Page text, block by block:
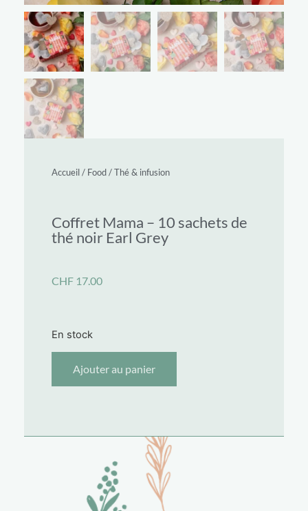
Accueil/ Food/Thé & infusion
Coffret Mama – 10 sachets de
thé noir Earl Grey
CHF 17.00
En stock
Ajouter au panier